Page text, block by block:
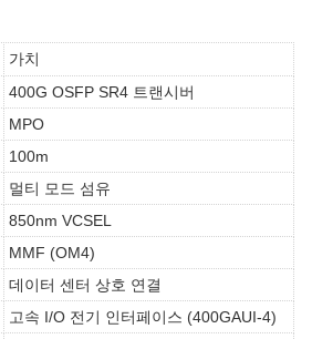
가치
400G OSFP SR4 트랜시버
MPO
100m
멀티 모드 섬유
850nm VCSEL
MMF (OM4)
데이터 센터 상호 연결
고속 I/O 전기 인터페이스 (400GAUI-4)